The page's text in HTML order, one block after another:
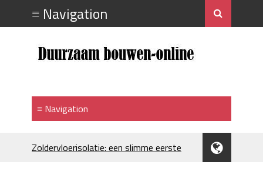
Zoldervloerisolatie: een slimme eerste